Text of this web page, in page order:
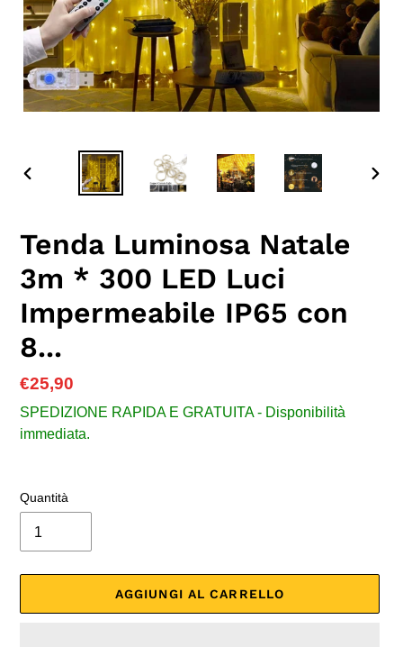
Tenda Luminosa Natale
3m * 300 LED Luci
Impermeabile IP65 con
8...
Prezzo
di
listino
€25,90
SPEDIZIONE RAPIDA E GRATUITA - Disponibilità
immediata.
Quantità
AGGIUNGI AL CARRELLO